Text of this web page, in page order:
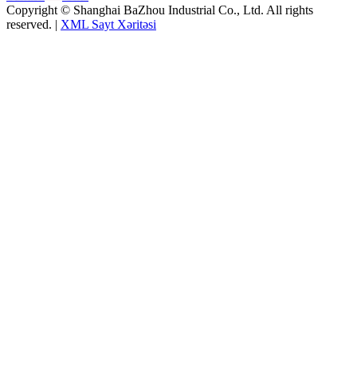
Copyright © Shanghai BaZhou Industrial Co., Ltd. All rights
reserved. | XML Sayt Xəritəsi